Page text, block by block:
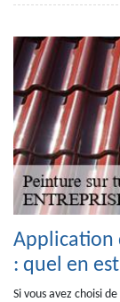
Application
: quel en
Si vous avez choisi